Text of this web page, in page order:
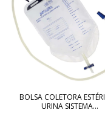
BOLSA COLETORA
URINA SISTEMA...